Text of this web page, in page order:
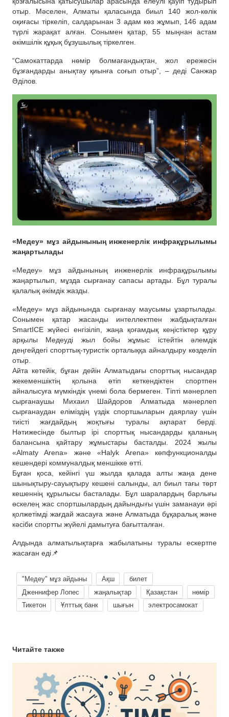
отыр. Мәселен, Алматы қаласында биыл 140 жол-көлік
оқиғасы тіркеліп, салдарынан 3 адам көз жұмып, 146 адам
түрлі жарақат алған. Сонымен қатар, 55 мыңнан астам
әкімшілік құқық бұзушылық тіркелген.
“Самокаттарда нөмір болмағандықтан, жол ережесін
бұзғандарды анықтау қиынға соғып отыр”, – деді Санжар
Әділов.
«Медеу» мұз айдынының инженерлік инфрақұрылымы
жаңартылады
«Медеу» мұз айдынының инженерлік инфрақұрылымы
жаңартылып, мұзда сырғанау сапасы артады. Бұл туралы
қалалық әкімдік жазды.
«Медеу» мұз айдынында сырғанау маусымы ұзартылады.
Сонымен қатар жасанды интеллектпен жабдықталған
SmartICE жүйесі енгізіліп, жаңа қоғамдық кеңістіктер құру
арқылы Медеуді жыл бойы жұмыс істейтін әлемдік
деңгейдегі спорттық-туристік орталыққа айналдыру көзделіп
отыр.
Айта кетейік, бұған дейін Алматыдағы спорттық нысандар
жекеменшіктің қолына өтіп кеткендіктен спортпен
айналысуға мүмкіндік үнемі бола бермеген. Тіпті мәнерлеп
сырғанаушы Михаил Шайдоров Алматыда мәнерлеп
сырғанаудан еліміздің үздік спортшыларын даярлау үшін
тиісті жағдайдың жоқтығы туралы ақпарат берді.
Нәтижесінде былтыр ірі спорттық нысандарды қаланың
балансына қайтару жұмыстары басталды. 2024 жылы
«Almaty Arena» және «Halyk Arena» көпфункционалды
кешендері коммуналдық меншікке өтті.
Бұған қоса, кейінгі үш жылда қалада алты жаңа дене
шынықтыру-сауықтыру кешені салынды, ал биыл тағы төрт
кешеннің құрылысы басталады. Бұл шаралардың барлығы
өскелең жас спортшылардың дайындығы үшін заманауи әрі
қолжетімді жағдай жасауға және Алматыда бұқаралық және
кәсіби спортты жүйелі дамытуға бағытталған.
Алдында алматылықтарға жабылатыны туралы ескертпе
жасаған еді📌
"Медеу" мұз айдыны Ақш
билет
Дженнифер Лопес
жаңалықтар Қазақстан
нөмір
Тикетон
Ұлттық банк шығын электросамокат
Читайте также